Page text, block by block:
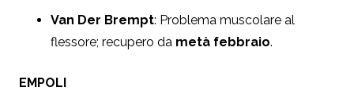
Van Der Brempt: Problema muscolare al
flessore; recupero da metà febbraio.
EMPOLI